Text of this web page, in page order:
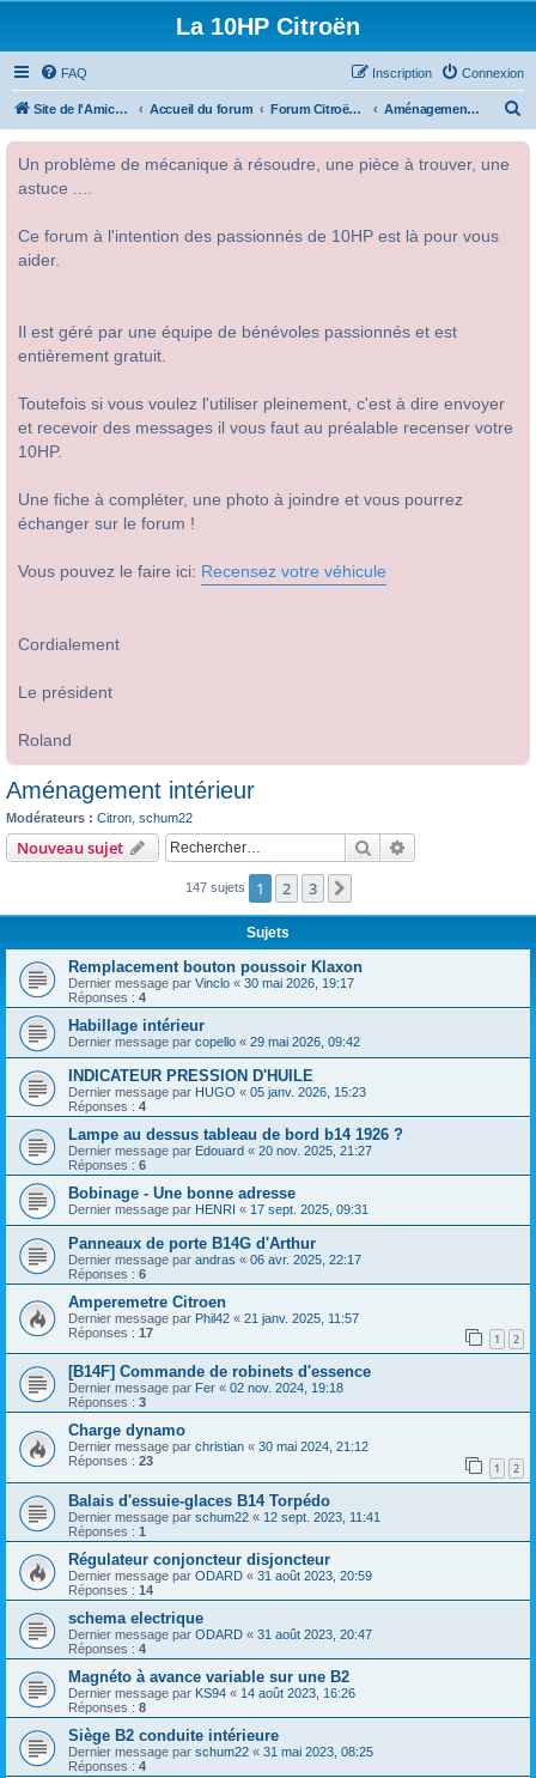
La 10HP Citroën
FAQ Connexion
Inscription
Site de l'Amicale Citroën 10HP Accueil du forum Forum Citroën 10HP Aménagement intérieur
Un problème de mécanique à résoudre, une pièce à trouver, une
astuce ....
Ce forum à l'intention des passionnés de 10HP est là pour vous
aider.
Il est géré par une équipe de bénévoles passionnés et est
entièrement gratuit.
Toutefois si vous voulez l'utiliser pleinement, c'est à dire envoyer
et recevoir des messages il vous faut au préalable recenser votre
10HP.
Une fiche à compléter, une photo à joindre et vous pourrez
échanger sur le forum !
Vous pouvez le faire ici: Recensez votre véhicule
Cordialement
Le président
Roland
Aménagement intérieur
Modérateurs : Citron schum22
Nouveau sujet Rechercher
147 sujets 1 2 3
Sujets
Remplacement bouton poussoir Klaxon
Dernier message par Vinclo « 30 mai 2026, 19:17
Réponses : 4
Habillage intérieur
Dernier message par copello « 29 mai 2026, 09:42
INDICATEUR PRESSION D'HUILE
Dernier message par HUGO « 05 janv. 2026, 15:23
Réponses : 4
Lampe au dessus tableau de bord b14 1926 ?
Dernier message par Edouard « 20 nov. 2025, 21:27
Réponses : 6
Bobinage - Une bonne adresse
Dernier message par HENRI « 17 sept. 2025, 09:31
Panneaux de porte B14G d'Arthur
Dernier message par andras « 06 avr. 2025, 22:17
Réponses : 6
Amperemetre Citroen
Dernier message par Phil42 « 21 janv. 2025, 11:57
Réponses : 17 1 2
[B14F] Commande de robinets d'essence
Dernier message par Fer « 02 nov. 2024, 19:18
Réponses : 3
Charge dynamo
Dernier message par christian « 30 mai 2024, 21:12
Réponses : 23 1 2
Balais d'essuie-glaces B14 Torpédo
Dernier message par schum22 « 12 sept. 2023, 11:41
Réponses : 1
Régulateur conjoncteur disjoncteur
Dernier message par ODARD « 31 août 2023, 20:59
Réponses : 14
schema electrique
Dernier message par ODARD « 31 août 2023, 20:47
Réponses : 4
Magnéto à avance variable sur une B2
Dernier message par KS94 « 14 août 2023, 16:26
Réponses : 8
Siège B2 conduite intérieure
Dernier message par schum22 « 31 mai 2023, 08:25
Réponses : 4